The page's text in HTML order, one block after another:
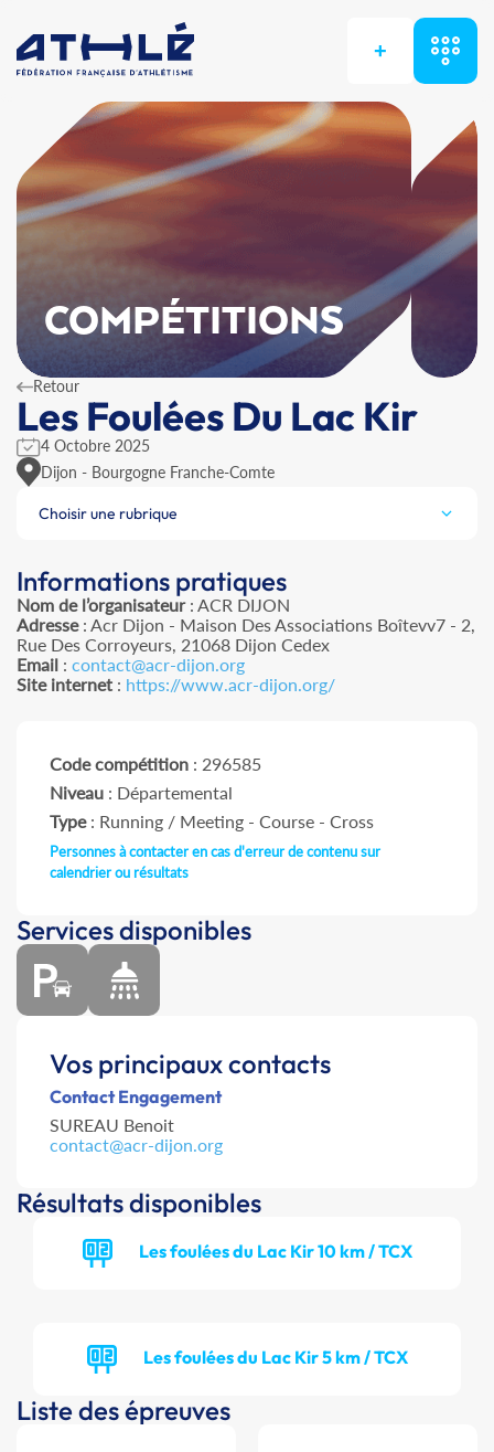
+
COMPÉTITIONS
Retour
Les Foulées Du Lac Kir
4 Octobre 2025
Dijon - Bourgogne Franche-Comte
Choisir une rubrique
Informations pratiques
Nom de l’organisateur: ACR DIJON
Adresse: Acr Dijon - Maison Des Associations Boîtevv7 - 2,
Rue Des Corroyeurs, 21068 Dijon Cedex
Email : contact@acr-dijon.org
Site internet : https://www.acr-dijon.org/
Code compétition : 296585
Niveau : Départemental
Type: Running / Meeting - Course - Cross
Personnes à contacter en cas d'erreur de contenu sur
calendrier ou résultats
Services disponibles
Vos principaux contacts
Contact Engagement
SUREAU Benoit
contact@acr-dijon.org
Résultats disponibles
Les foulées du Lac Kir 10 km / TCX
Les foulées du Lac Kir 5 km / TCX
Liste des épreuves